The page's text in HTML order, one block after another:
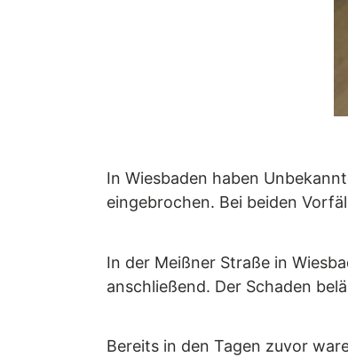
In Wiesbaden haben
eingebrochen. Bei beiden
In der Meißner Straße in
anschließend. Der Schaden
Bereits in den Tagen zuvor